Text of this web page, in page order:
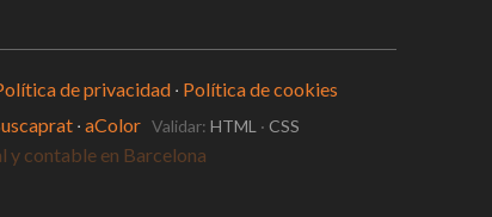
de privacidad · Política de cookies
·aColor Validar:HTML ·CSS
Competencia Profesional en Barcelona